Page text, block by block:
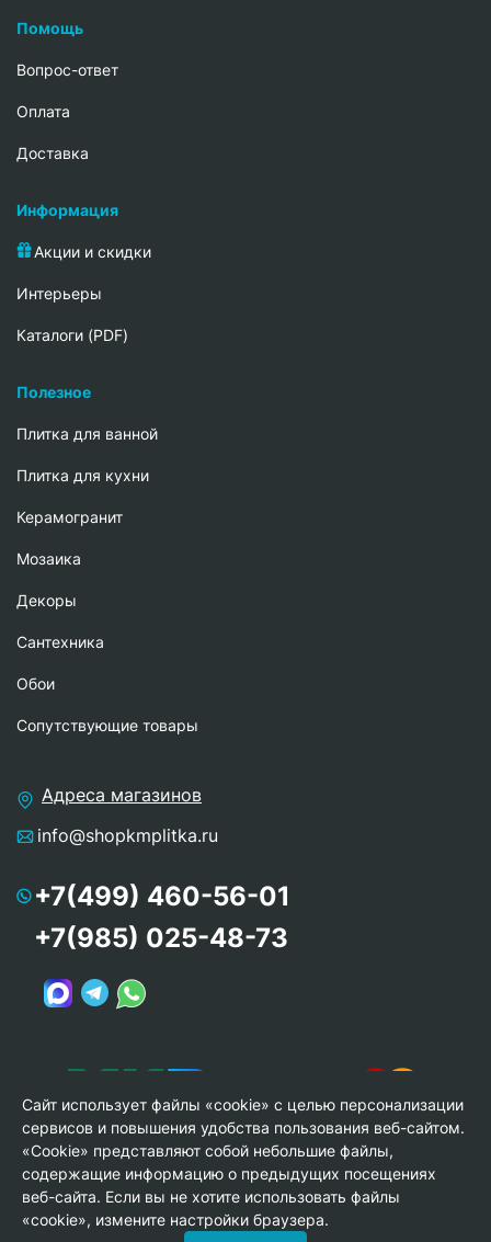
Помощь
Вопрос-ответ
Oплата
Доставка
Информация
Акции и скидки
Интерьеры
Каталоги (PDF)
Полезное
Плитка для ванной
Плитка для кухни
Керамогранит
Мозаика
Декоры
Сантехника
Обои
Сопутствующие товары
Адреса магазинов
info@shopkmplitka.ru
+7(499) 460-56-01
+7(985) 025-48-73
© Copyright 2013-2026 KERAMA MARAZZI, ООО «Гамма
Керамика»
Сайт использует файлы «cookie» с целью персонализации
сервисов и повышения удобства пользования веб-сайтом.
«Cookie» представляют собой небольшие файлы,
содержащие информацию о предыдущих посещениях
веб-сайта. Если вы не хотите использовать файлы
«cookie», измените настройки браузера.